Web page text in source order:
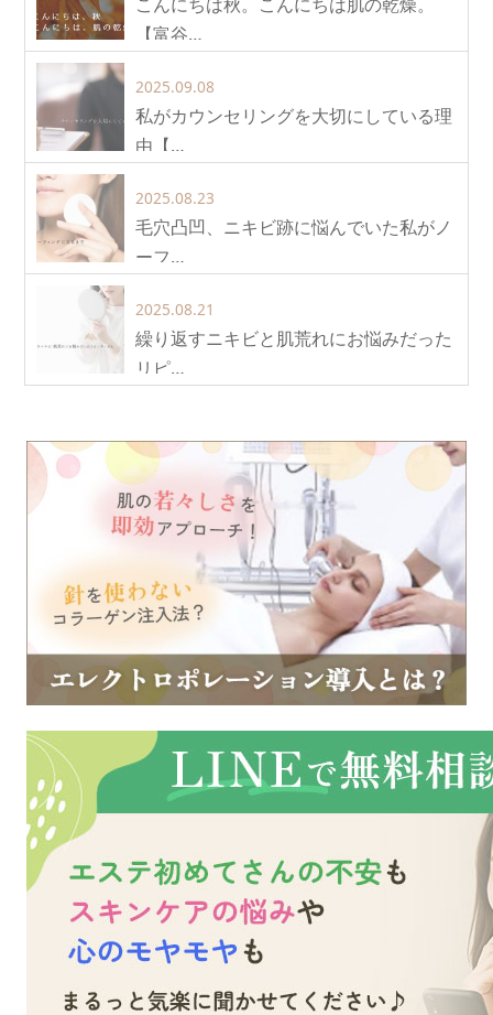
【富谷…
2025.09.08
私がカウンセリングを大切にしている理
由【…
2025.08.23
毛穴凸凹、ニキビ跡に悩んでいた私がノ
ーフ…
2025.08.21
繰り返すニキビと肌荒れにお悩みだった
リピ…